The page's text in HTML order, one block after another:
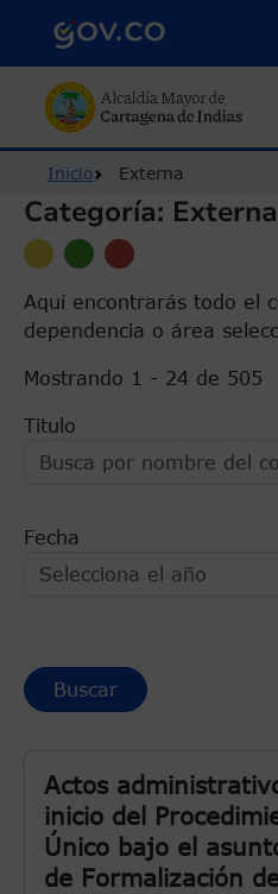
Ruta de navegación
Inicio Externa
Categoría: Externa
Aquí encontrarás todo el
dependencia o área
Mostrando 1 - 24 de 505
Titulo
Fecha
Actos
inicio del
Único bajo el
de Formalización